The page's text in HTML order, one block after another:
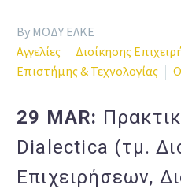
By ΜΟΔΥ ΕΛΚΕ
Αγγελίες
Διοίκησης
Επιστήμης & Τεχνολογίας
29 MAR:
Dialectica (τμ.
Επιχειρήσεων,